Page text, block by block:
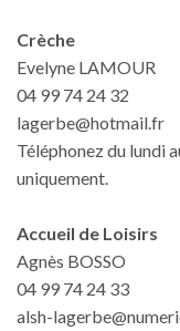
Crèche
Evelyne LAMOUR
04 99 74 24 32
lagerbe@hotmail.fr
Téléphonez du lundi
uniquement.
Accueil de Loisirs
Agnès BOSSO
04 99 74 24 33
alsh-